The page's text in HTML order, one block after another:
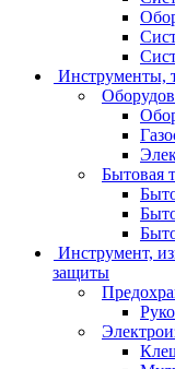
Инструменты,
Бытовая
Инструмент,
защиты